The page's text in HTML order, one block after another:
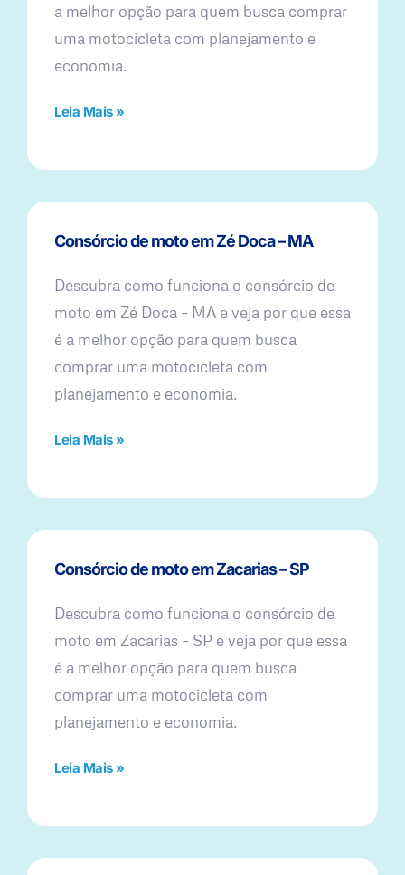
a melhor opção para quem busca comprar
uma motocicleta com planejamento e
economia.
Leia Mais »
Consórcio de moto em Zé Doca – MA
Descubra como funciona o consórcio de
moto em Zé Doca – MA e veja por que essa
é a melhor opção para quem busca
comprar uma motocicleta com
planejamento e economia.
Leia Mais »
Consórcio de moto em Zacarias – SP
Descubra como funciona o consórcio de
moto em Zacarias – SP e veja por que essa
é a melhor opção para quem busca
comprar uma motocicleta com
planejamento e economia.
Leia Mais »